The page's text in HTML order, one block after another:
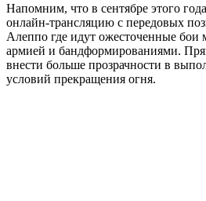
Напомним, что в сентябре этого
онлайн-трансляцию с передовых
Алеппо где идут ожесточенные бои
армией и бандформированиями.
внести больше прозрачности в
условий прекращения огня.